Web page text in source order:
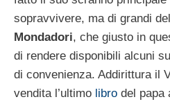
sopravvivere, ma di grandi
Mondadori, che giusto in
di rendere disponibili alcuni
di convenienza. Addirittura il
vendita l’ultimo libro del papa